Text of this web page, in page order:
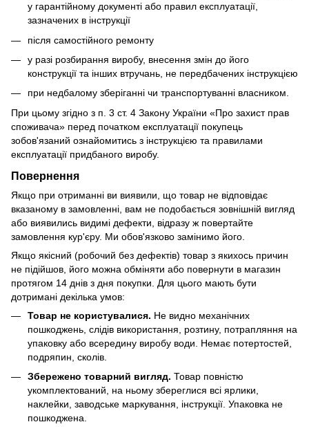
у гарантійному документі або правил експлуатації,
зазначених в інструкції
після самостійного ремонту
у разі розбирання виробу, внесення змін до його
конструкції та інших втручань, не передбачених інструкцією
при недбалому зберіганні чи транспортуванні власником.
При цьому згідно з п. 3 ст. 4 Закону України «Про захист прав
споживача» перед початком експлуатації покупець
зобов'язаний ознайомитись з інструкцією та правилами
експлуатації придбаного виробу.
Повернення
Якщо при отриманні ви виявили, що товар не відповідає
вказаному в замовленні, вам не подобається зовнішній вигляд
або виявились видимі дефекти, відразу ж повертайте
замовлення кур'єру. Ми обов'язково замінимо його.
Якщо якісний (робочий без дефектів) товар з якихось причин
не підійшов, його можна обміняти або повернути в магазин
протягом 14 днів з дня покупки. Для цього мають бути
дотримані декілька умов:
Товар не користувалися. Не видно механічних
пошкоджень, слідів використання, розтину, потрапляння на
упаковку або всередину виробу води. Немає потертостей,
подряпин, сколів.
Збережено товарний вигляд. Товар повністю
укомплектований, на ньому збереглися всі ярлики,
наклейки, заводське маркування, інструкції. Упаковка не
пошкоджена.